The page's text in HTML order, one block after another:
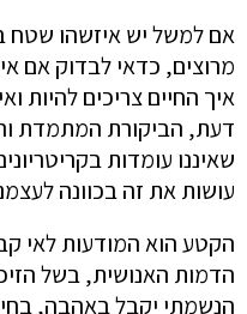
אם למשל יש איזשהו שטח
מרוצים, כדאי לבדוק אם
איך החיים צריכים להיות
דעת, הביקורת המתמדת
שאיננו עומדות
עושות את זה בכוונה
הקטע הוא המודעות לאי
הדמות האנושית, בשל
הנשמתי יקבל באהבה,